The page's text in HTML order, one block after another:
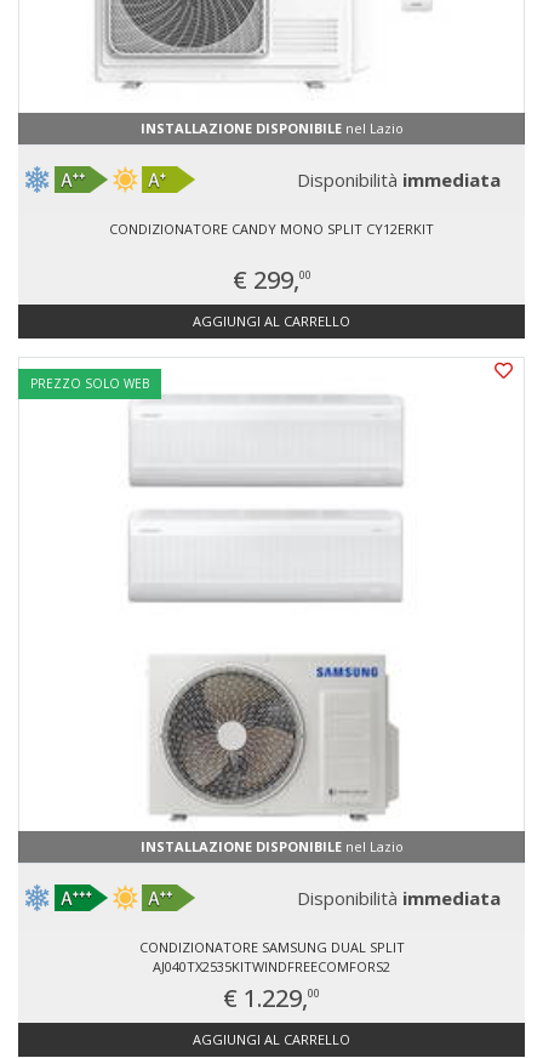
INSTALLAZIONE DISPONIBILEnel Lazio
Disponibilità immediata
CONDIZIONATORE CANDY MONO SPLIT CY12ERKIT
€ 299,00
AGGIUNGI AL CARRELLO
INSTALLAZIONE DISPONIBILEnel Lazio
PREZZO SOLO WEB
Disponibilità immediata
CONDIZIONATORE SAMSUNG DUAL SPLIT
AJ040TX2535KITWINDFREECOMFORS2
€ 1.229,00
AGGIUNGI AL CARRELLO